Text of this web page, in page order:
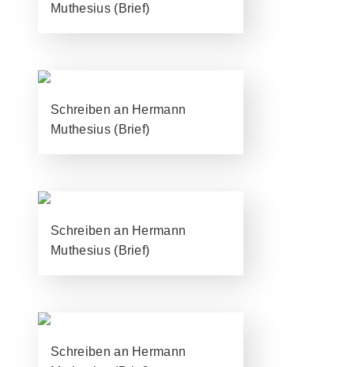
Muthesius (Brief)
Schreiben an Hermann
Muthesius (Brief)
Schreiben an Hermann
Muthesius (Brief)
Schreiben an Hermann